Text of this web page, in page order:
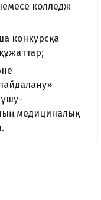
колледж
конкурсқа
ұшу-
медициналық